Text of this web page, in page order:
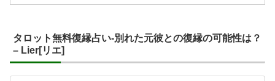
タロット無料復縁占い-別れた元彼との復縁の可能性は？
– Lier[リエ]